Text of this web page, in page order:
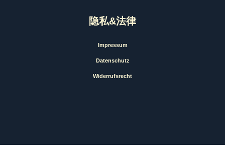
隐私&法律
Impressum
Datenschutz
Widerrufsrecht